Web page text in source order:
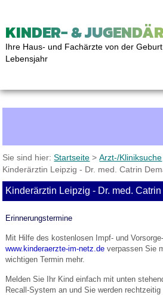
KINDER- &
Ihre Haus- und Fachärzte von der
Lebensjahr
Sie sind hier:Startseite >Arzt-/Kliniksuche
Kinderärztin Leipzig - Dr. med. Catrin
Kinderärztin Leipzig - Dr. med.
Erinnerungstermine
Mit Hilfe des kostenlosen Impf- und
www.kinderaerzte-im-netz.deverpassen Sie
wichtigen Termin mehr.
Melden Sie Ihr Kind einfach mit unten
Recall-System an und Sie werden rechtzeitig